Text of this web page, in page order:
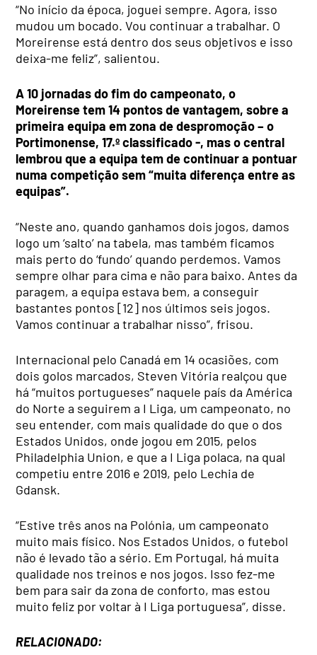
“No início da época, joguei sempre. Agora, isso
mudou um bocado. Vou continuar a trabalhar. O
Moreirense está dentro dos seus objetivos e isso
deixa-me feliz”, salientou.
A 10 jornadas do fim do campeonato, o
Moreirense tem 14 pontos de vantagem, sobre a
primeira equipa em zona de despromoção – o
Portimonense, 17.º classificado -, mas o central
lembrou que a equipa tem de continuar a pontuar
numa competição sem “muita diferença entre as
equipas”.
“Neste ano, quando ganhamos dois jogos, damos
logo um ‘salto’ na tabela, mas também ficamos
mais perto do ‘fundo’ quando perdemos. Vamos
sempre olhar para cima e não para baixo. Antes da
paragem, a equipa estava bem, a conseguir
bastantes pontos [12] nos últimos seis jogos.
Vamos continuar a trabalhar nisso”, frisou.
Internacional pelo Canadá em 14 ocasiões, com
dois golos marcados, Steven Vitória realçou que
há “muitos portugueses” naquele país da América
do Norte a seguirem a I Liga, um campeonato, no
seu entender, com mais qualidade do que o dos
Estados Unidos, onde jogou em 2015, pelos
Philadelphia Union, e que a I Liga polaca, na qual
competiu entre 2016 e 2019, pelo Lechia de
Gdansk.
“Estive três anos na Polónia, um campeonato
muito mais físico. Nos Estados Unidos, o futebol
não é levado tão a sério. Em Portugal, há muita
qualidade nos treinos e nos jogos. Isso fez-me
bem para sair da zona de conforto, mas estou
muito feliz por voltar à I Liga portuguesa”, disse.
RELACIONADO: